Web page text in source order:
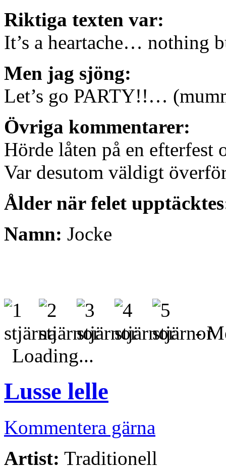
Riktiga texten var:
It’s a heartache… nothing
Men jag sjöng:
Let’s go PARTY!!…
Övriga kommentarer:
Hörde låten på en efterfest
Var desutom väldigt
Ålder när felet
Namn: Jocke
-
Loading...
Lusse lelle
Kommentera gärna
Artist: Traditionell